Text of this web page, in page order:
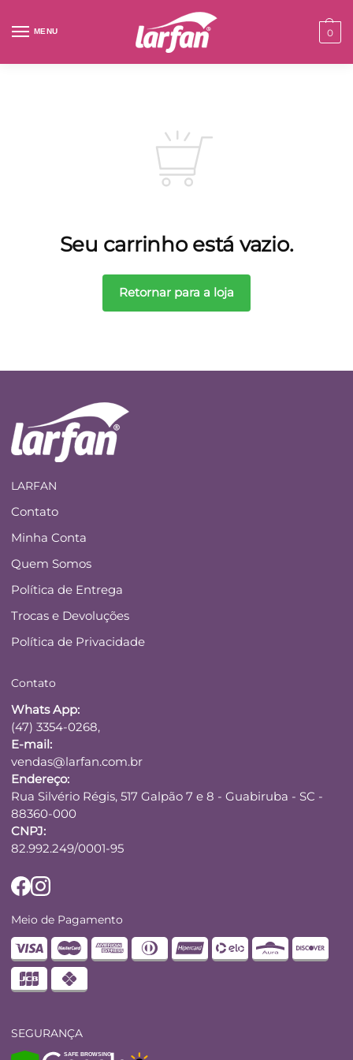
MENU 0
Seu carrinho está vazio.
Retornar para a loja
LARFAN
Contato
Minha Conta
Quem Somos
Política de Entrega
Trocas e Devoluções
Política de Privacidade
Contato
Whats App:
(47) 3354-0268,
E-mail:
vendas@larfan.com.br
Endereço:
Rua Silvério Régis, 517 Galpão 7 e 8 - Guabiruba - SC -
88360-000
CNPJ:
82.992.249/0001-95
Meio de Pagamento
SEGURANÇA
SAFE BROWSING